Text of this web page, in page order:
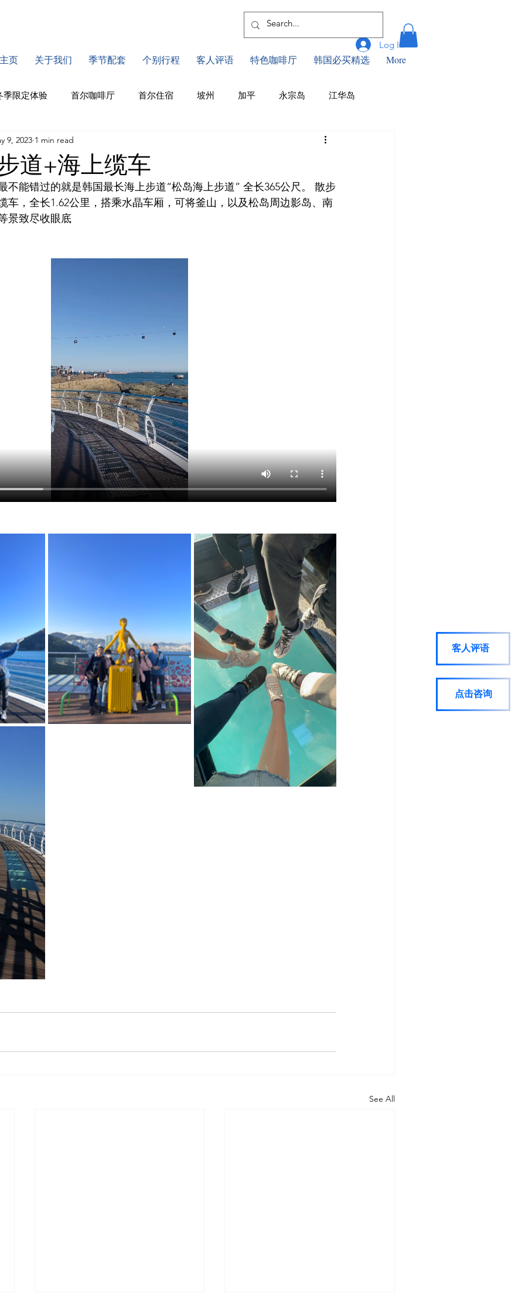
页 关于我们 季节配套 个别行程 客人评语 特色咖啡厅 韩国必买精选 More
Log In
客人评语
点击咨询
季限定体验 首尔咖啡厅 首尔住宿 坡州 加平 永宗岛 江华岛
江原道 釜山美食
济州景点 济州咖啡厅 水原 首尔市区景点 首尔美食 仁川景点
道+海上缆车
9, 2023 1 min read
不能错过的就是韩国最长海上步道“松岛海上步道” 全长365公尺。 散步
车，全长1.62公里，搭乘水晶车厢，可将釜山，以及松岛周边影岛、南
景致尽收眼底
See All